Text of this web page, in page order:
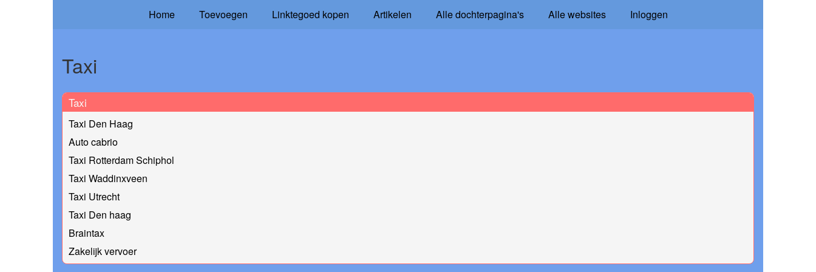
Home Toevoegen Linktegoed kopen Artikelen Alle dochterpagina's Alle websites Inloggen
Taxi
Taxi
Taxi Den Haag
Auto cabrio
Taxi Rotterdam Schiphol
Taxi Waddinxveen
Taxi Utrecht
Taxi Den haag
Braintax
Zakelijk vervoer